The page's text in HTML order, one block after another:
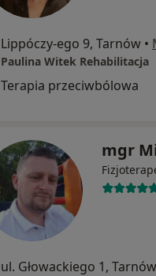
Lippóczy-ego 9, Tarnów •
Paulina Witek Rehabilitacja
Terapia przeciwbólowa
mgr
ul. Głowackiego 1, Tarnów